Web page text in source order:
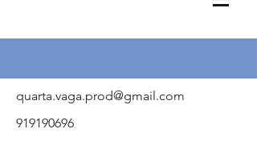
quarta.vaga.prod@gmail.com
919190696